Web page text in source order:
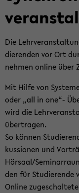
Die
die­ren­den vor Ort
neh­men on­line über
Mit Hilfe von
oder „all in one“-
wird die
über­tra­gen.
So kön­nen
kus­sio­nen und
Hör­saal/
den für Stu­die­ren­de
On­line